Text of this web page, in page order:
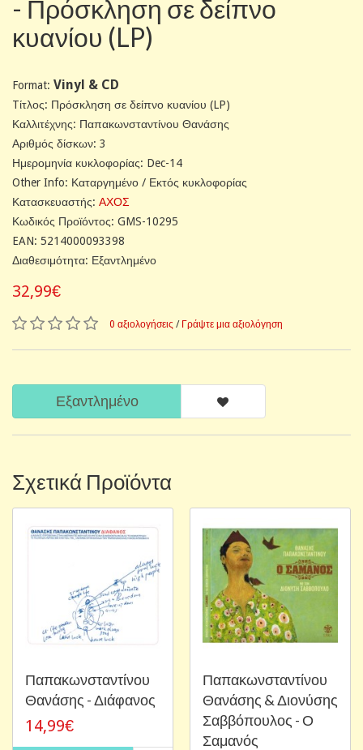
- Πρόσκληση σε δείπνο
κυανίου (LP)
Format: Vinyl & CD
Tίτλος: Πρόσκληση σε δείπνο κυανίου (LP)
Καλλιτέχνης: Παπακωνσταντίνου Θανάσης
Αριθμός δίσκων: 3
Ημερομηνία κυκλοφορίας: Dec-14
Other Info: Καταργημένο / Εκτός κυκλοφορίας
Κατασκευαστής: ΑΧΟΣ
Κωδικός Προϊόντος: GMS-10295
EAN: 5214000093398
Διαθεσιμότητα: Εξαντλημένο
32,99€
0 αξιολογήσεις / Γράψτε μια αξιολόγηση
Εξαντλημένο
Σχετικά Προϊόντα
Παπακωνσταντίνου
Θανάσης - Διάφανος
14,99€
Παπακωνσταντίνου
Θανάσης & Διονύσης
Σαββόπουλος - Ο
Σαμανός